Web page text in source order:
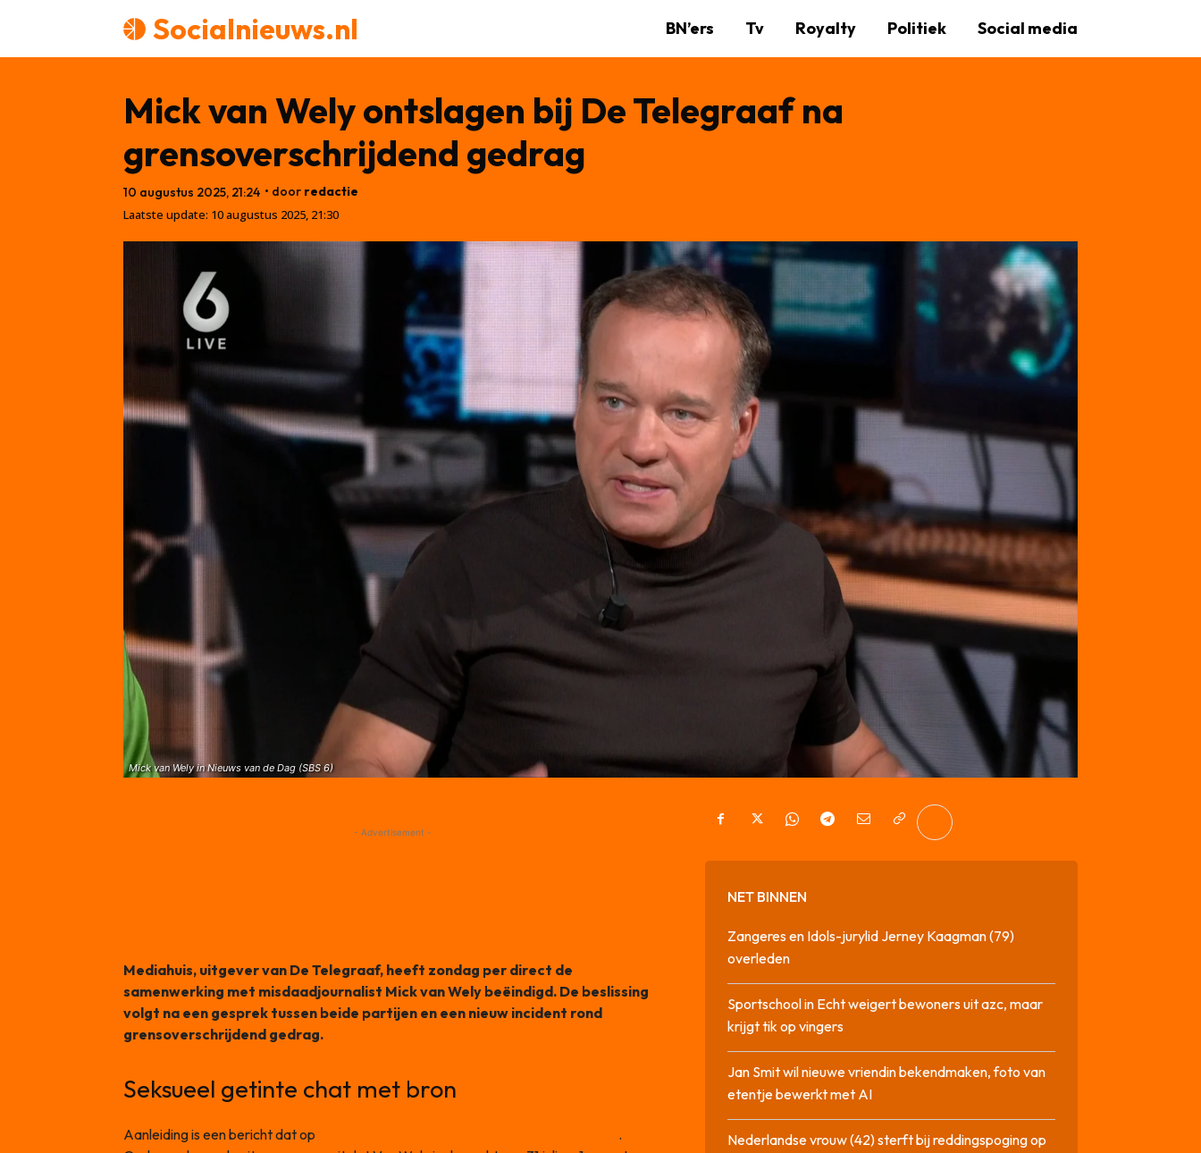
Socialnieuws.nl BN’ers Tv Royalty Politiek Social media
Mick van Wely ontslagen bij De Telegraaf na
grensoverschrijdend gedrag
10 augustus 2025, 21:24 • door redactie
Laatste update: 10 augustus 2025, 21:30
Mick van Wely in Nieuws van de Dag (SBS 6)
- Advertisement -
Mediahuis, uitgever van De Telegraaf, heeft zondag per direct de
samenwerking met misdaadjournalist Mick van Wely beëindigd. De beslissing
volgt na een gesprek tussen beide partijen en een nieuw incident rond
grensoverschrijdend gedrag.
Seksueel getinte chat met bron
Aanleiding is een bericht dat op
.
NET BINNEN
Zangeres en Idols-jurylid Jerney Kaagman (79)
overleden
Sportschool in Echt weigert bewoners uit azc, maar
krijgt tik op vingers
Jan Smit wil nieuwe vriendin bekendmaken, foto van
etentje bewerkt met AI
Nederlandse vrouw (42) sterft bij reddingspoging op